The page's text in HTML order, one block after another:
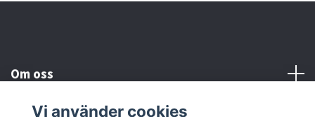
Om oss
Vi använder cookies